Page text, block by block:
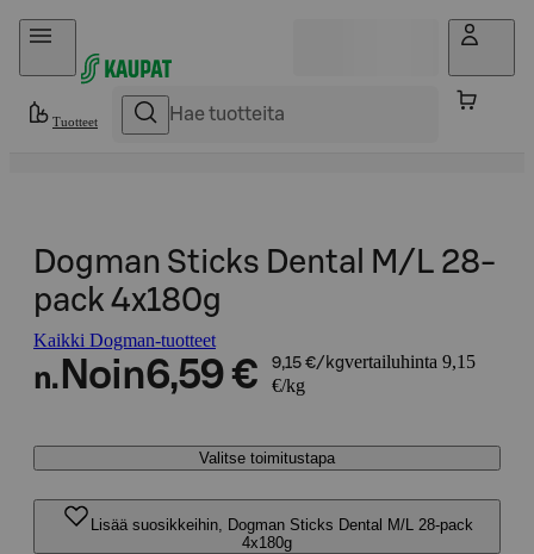
Hyppää sisältöön
Tuotteet
Dogman Sticks Dental M/L 28-
pack 4x180g
Kaikki Dogman-tuotteet
n. Noin6,59 € 9,15 €/kgvertailuhinta 9,15
€/kg
Valitse toimitustapa
Lisää suosikkeihin, Dogman Sticks Dental M/L 28-pack
4x180g